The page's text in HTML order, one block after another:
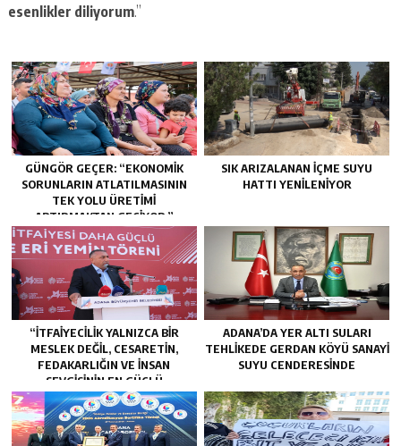
esenlikler diliyorum.”
GÜNGÖR GEÇER: “EKONOMIK
SORUNLARIN ATLATILMASININ
TEK YOLU ÜRETIMI
ARTIRMAKTAN GEÇIYOR.”
SIK ARIZALANAN IÇME SUYU
HATTI YENILENIYOR
“İTFAIYECILIK YALNIZCA BIR
MESLEK DEĞIL, CESARETIN,
FEDAKARLIĞIN VE INSAN
SEVGISININ EN GÜÇLÜ
TEMSILIDIR.”
ADANA’DA YER ALTI SULARI
TEHLİKEDE GERDAN KÖYÜ SANAYİ
SUYU CENDERESİNDE